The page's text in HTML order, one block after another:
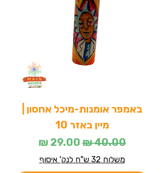
באמפר אומנות-מיכל אחסון |
מיין באזר 10
מחיר רגיל‏40.00 ‏₪ מחיר מבצע
משלוח 32 ש"ח לנק' איסוף